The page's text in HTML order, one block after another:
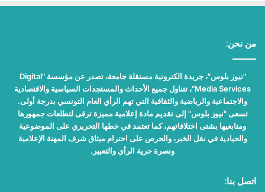
من نحن:
"نيوز بلوس"، جريدة الكترونية مستقلة جامعة، تصدر عن مؤسسة "Digital
Media Services"، تتناول جميع الأحداث والمستجدات السياسية والاقتصادية
والاجتماعية والرياضية والثقافية التي تهم الرأي العام التونسي بدرجة أولى.
تسعى "نيوز بلوس" إلى تقديم مادة إعلامية مميزة ترقى لتطلعات جمهورها
ومتابعيها بشتى اختلافاتهم، كما تعتمد في خطها التحريري على الموضوعية
والحيادية في نقل الخبر، والحرص على احترام ميثاق شرف المهنة الإعلامية
ونصرة حرية الرأي والتعبير.
اتصل بنا: